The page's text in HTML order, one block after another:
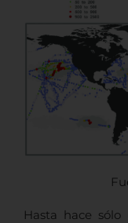
Hasta hace